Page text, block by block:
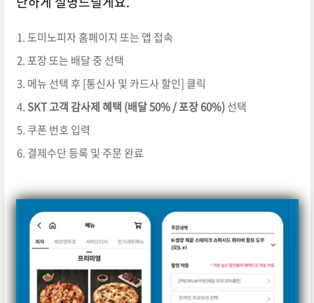
도미노피자 홈페이지 또는 앱 접속
포장 또는 배달 중 선택
메뉴 선택 후 [통신사 및 카드사 할인] 클릭
SKT 고객 감사제 혜택 (배달 50% / 포장 60%)선택
쿠폰 번호 입력
결제수단 등록 및 주문 완료